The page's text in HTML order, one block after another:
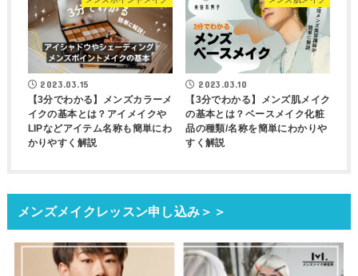
2023.03.15
【3分でわかる】メンズカラーメ
イクの基本とは？アイメイクや
LIPなどアイテム名称も簡単にわ
かりやすく解説
2023.03.10
【3分でわかる】メンズ肌メイク
の基本とは？ベースメイク化粧
品の種類/名称を簡単にわかりや
すく解説
メンズメイクレッスン申し込み＞＞